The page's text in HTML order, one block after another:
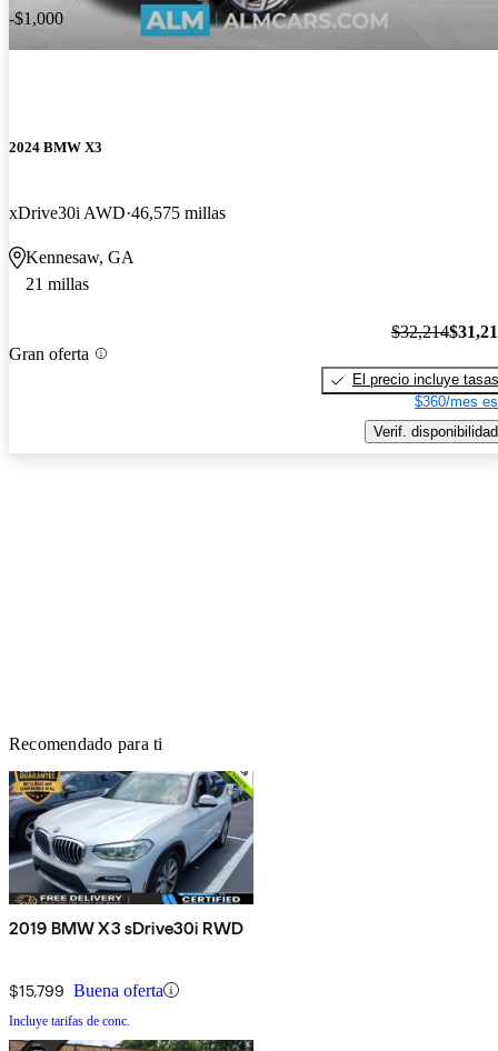
-$1,000
2024 BMW X3
xDrive30i AWD 46,575 millas
Kennesaw, GA
21 millas
Gran oferta
$32,214
El precio incluye tasas
$360/mes
Verif. disponibilidad
Recomendado para ti
2019 BMW X3 sDrive30i RWD
$15,799 Buena oferta
Incluye tarifas de conc.